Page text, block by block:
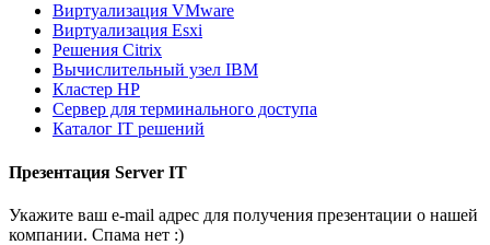
Виртуализация VMware
Виртуализация Esxi
Решения Citrix
Вычислительный узел IBM
Кластер HP
Сервер для терминального доступа
Каталог IT решений
Презентация Server IT
Укажите ваш e-mail адрес для получения презентации о нашей
компании. Спама нет :)